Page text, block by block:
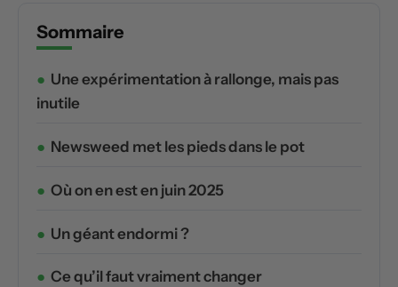
Sommaire
Une expérimentation à rallonge, mais pas
inutile
Newsweed met les pieds dans le pot
Où on en est en juin 2025
Un géant endormi ?
Ce qu’il faut vraiment changer